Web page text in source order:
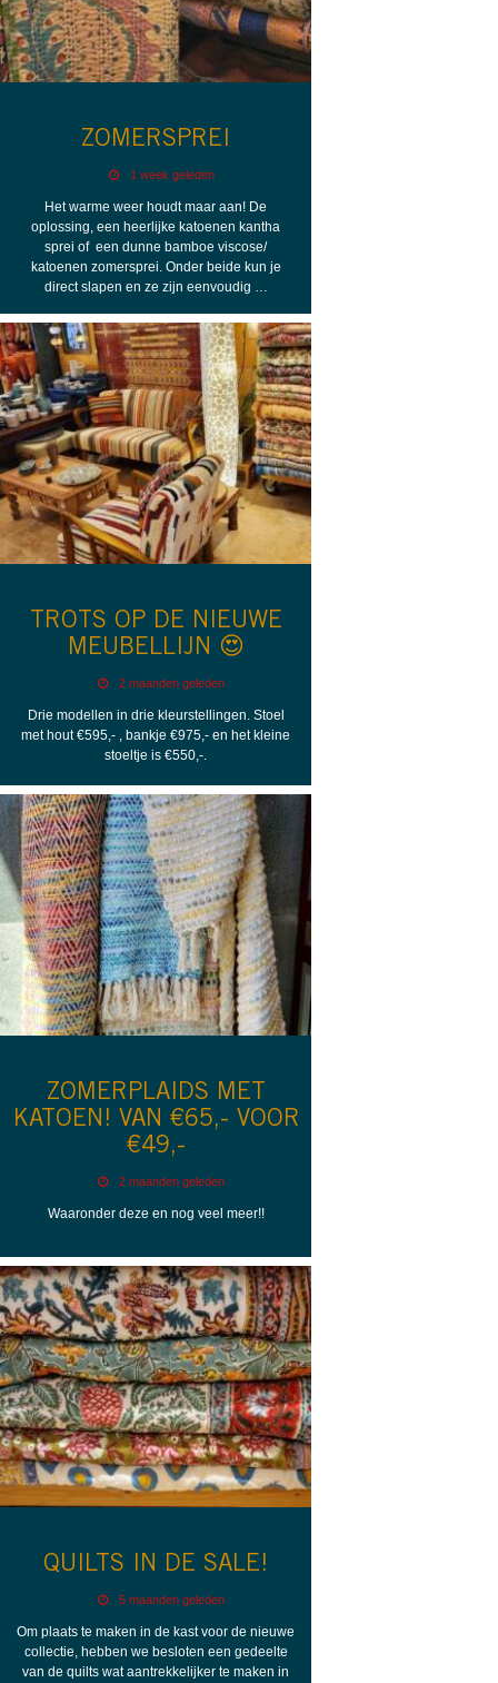
ZOMERSPREI
1 week geleden
Het warme weer houdt maar aan! De
oplossing, een heerlijke katoenen kantha
sprei of een dunne bamboe viscose/
katoenen zomersprei. Onder beide kun je
direct slapen en ze zijn eenvoudig …
TROTS OP DE NIEUWE
MEUBELLIJN 😍
2 maanden geleden
Drie modellen in drie kleurstellingen. Stoel
met hout €595,- , bankje €975,- en het kleine
stoeltje is €550,-.
ZOMERPLAIDS MET
KATOEN! VAN €65,- VOOR
€49,-
2 maanden geleden
Waaronder deze en nog veel meer!!
QUILTS IN DE SALE!
5 maanden geleden
Om plaats te maken in de kast voor de nieuwe
collectie, hebben we besloten een gedeelte
van de quilts wat aantrekkelijker te maken in